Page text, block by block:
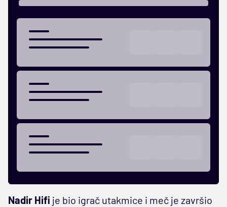
Nadir Hifi je bio igrač utakmice i meč je završio